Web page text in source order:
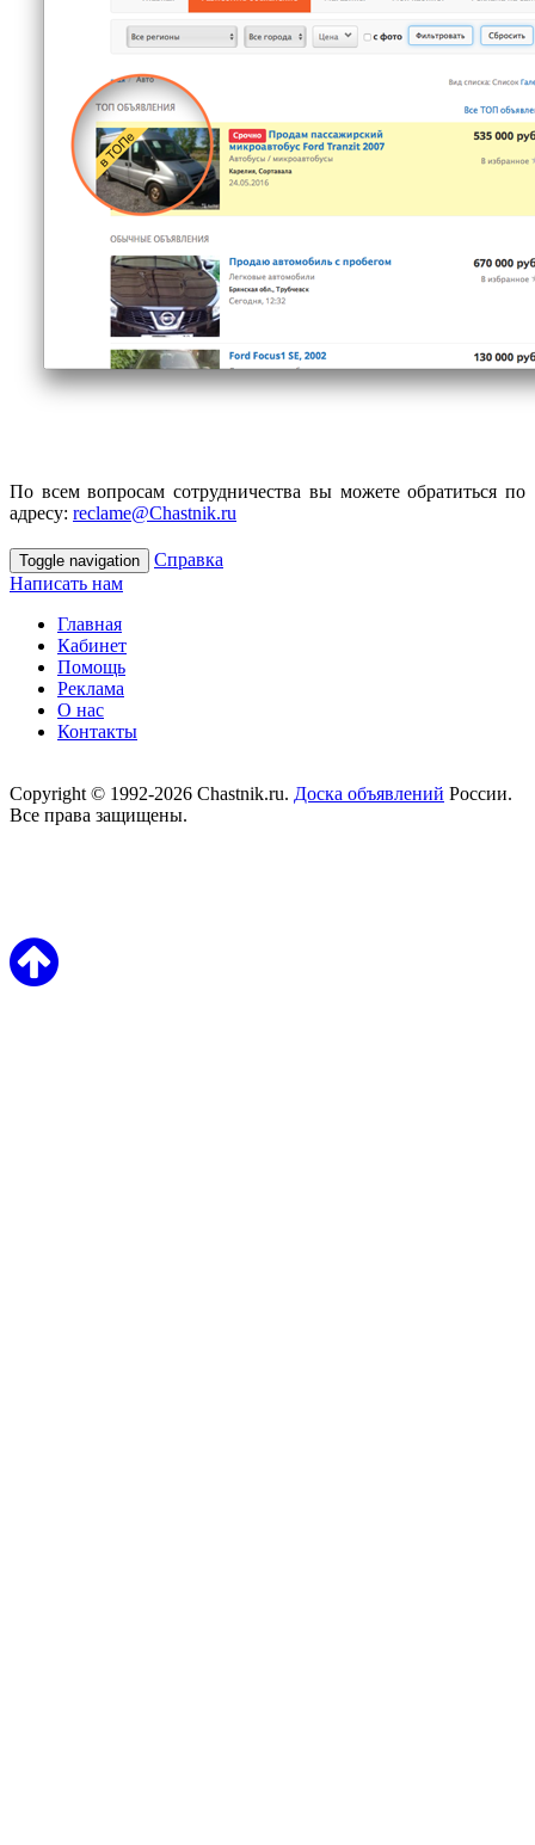
По всем вопросам сотрудничества вы можете обратиться по
адресу: reclame@Chastnik.ru
Toggle navigation
Справка
Написать нам
Главная
Кабинет
Помощь
Реклама
О нас
Контакты
Copyright © 1992-2026 Chastnik.ru. Доска объявлений России.
Все права защищены.